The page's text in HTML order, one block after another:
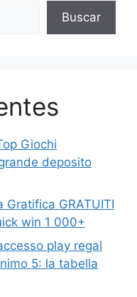
Buscar
Giochi
deposito
Gratifica GRATUITI
win 1 000+
play regal
5: la tabella